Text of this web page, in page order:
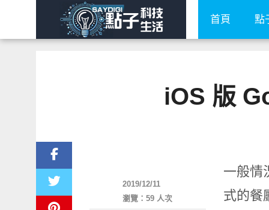
首頁 點
iOS 版
一般情
式的餐
2019/12/11
瀏覽：59 人次